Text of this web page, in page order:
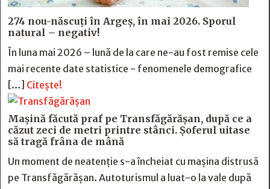
274 nou-născuți în Argeș, în mai 2026. Sporul
natural – negativ!
În luna mai 2026 – lună de la care ne-au fost remise cele
mai recente date statistice - fenomenele demografice
[…] Citește!
Mașină făcută praf pe Transfăgărășan, după ce a
căzut zeci de metri printre stânci. Șoferul uitase
să tragă frâna de mână
Un moment de neatenție s-a încheiat cu mașina distrusă
pe Transfăgărășan. Autoturismul a luat-o la vale după